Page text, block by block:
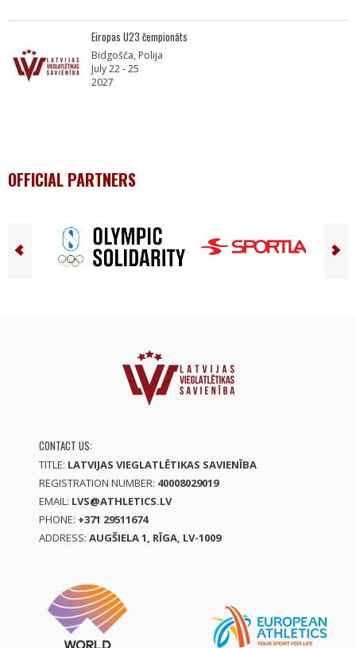
Eiropas U23 čempionāts
Bidgošča, Polija
July 22 - 25
2027
OFFICIAL PARTNERS
CONTACT US:
TITLE: LATVIJAS VIEGLATLĒTIKAS SAVIENĪBA
REGISTRATION NUMBER: 40008029019
EMAIL: LVS@ATHLETICS.LV
PHONE: +371 29511674
ADDRESS: AUGŠIELA 1, RĪGA, LV-1009